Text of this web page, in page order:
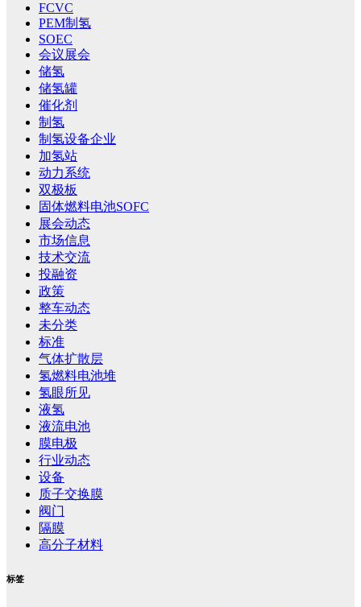
FCVC
PEM制氢
SOEC
会议展会
储氢
储氢罐
催化剂
制氢
制氢设备企业
加氢站
动力系统
双极板
固体燃料电池SOFC
展会动态
市场信息
技术交流
投融资
政策
整车动态
未分类
标准
气体扩散层
氢燃料电池堆
氢眼所见
液氢
液流电池
膜电极
行业动态
设备
质子交换膜
阀门
隔膜
高分子材料
标签